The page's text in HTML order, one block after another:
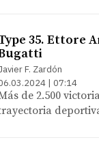
35. Ettore
F. Zardón
| 07:14
de 2.500